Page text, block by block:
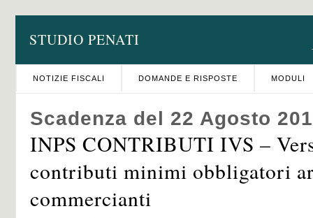
STUDIO PENATI
NOTIZIE FISCALI DOMANDE E RISPOSTE MODULI
Scadenza del 22 Agosto
INPS CONTRIBUTI IVS –
contributi minimi obbligatori
commercianti